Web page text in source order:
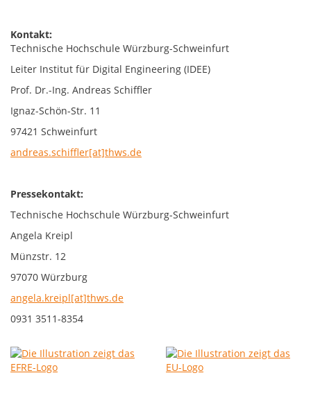
Kontakt:
Technische Hochschule Würzburg-Schweinfurt
Leiter Institut für Digital Engineering (IDEE)
Prof. Dr.-Ing. Andreas Schiffler
Ignaz-Schön-Str. 11
97421 Schweinfurt
andreas.schiffler[at]thws.de
Pressekontakt:
Technische Hochschule Würzburg-Schweinfurt
Angela Kreipl
Münzstr. 12
97070 Würzburg
angela.kreipl[at]thws.de
0931 3511-8354